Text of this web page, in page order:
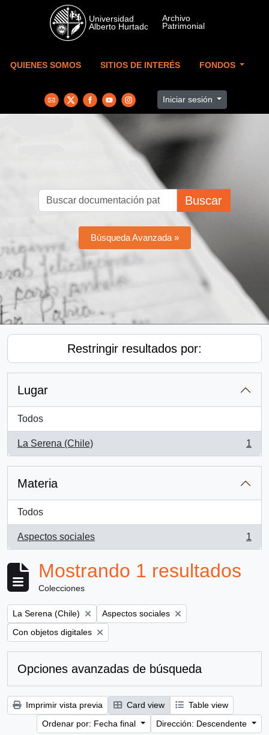
Skip to main content
QUIENES SOMOS SITIOS DE INTERÉS FONDOS
Iniciar sesión
Buscar
Búsqueda Avanzada »
Restringir resultados por:
Lugar
Todos
La Serena (Chile)
, 1 resultados
1
Materia
Todos
Aspectos sociales
, 1 resultados
1
Mostrando 1 resultados
Colecciones
Remove filter:
La Serena (Chile) Remove filter:
Aspectos sociales
Remove filter:
Con objetos digitales
Opciones avanzadas de búsqueda
Imprimir vista previa Card view
Table view
Ordenar por: Fecha final
Dirección: Descendente